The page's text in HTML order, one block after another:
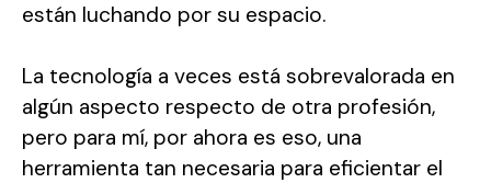
están luchando por su espacio.
La tecnología a veces está sobrevalorada en
algún aspecto respecto de otra profesión,
pero para mí, por ahora es eso, una
herramienta tan necesaria para eficientar el